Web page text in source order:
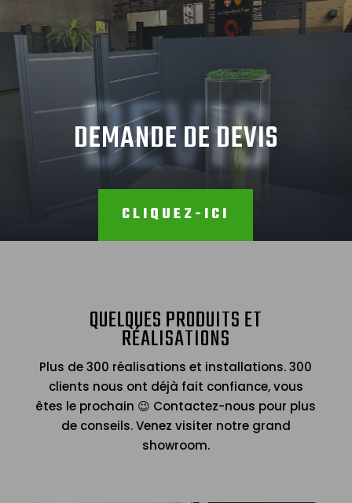
DEVIS
DEMANDE DE DEVIS
CLIQUEZ-ICI
QUELQUES PRODUITS ET
RÉALISATIONS
Plus de 300 réalisations et installations. 300
clients nous ont déjà fait confiance, vous
êtes le prochain 😉 Contactez-nous pour plus
de conseils. Venez visiter notre grand
showroom.